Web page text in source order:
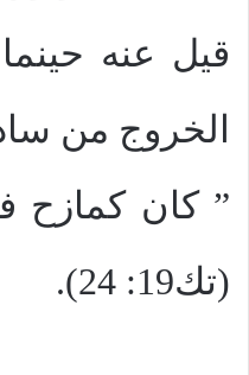
قيل عنه
الخروج من
” كان كمازح
(تك19: 24).